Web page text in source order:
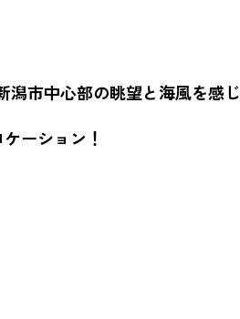
市中心部の眺望と海風を感
ーション！